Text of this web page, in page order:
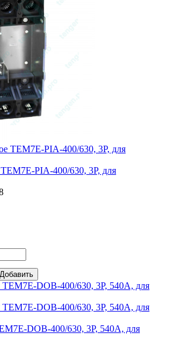
PIA-400/630, 3P, для
Добавить
DOB-400/630, 3P, 540А, для